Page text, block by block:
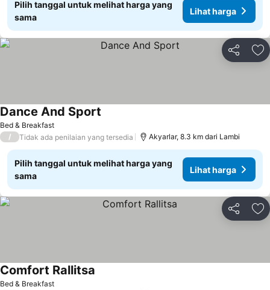
Pilih tanggal untuk melihat harga yang
sama
Lihat harga
Bagikan
Bed & Breakfast
Dance And Sport
/ Tidak ada penilaian yang tersedia Akyarlar, 8.3 km dari Lambi
Pilih tanggal untuk melihat harga yang
sama
Lihat harga
Bagikan
Bed & Breakfast
Comfort Rallitsa